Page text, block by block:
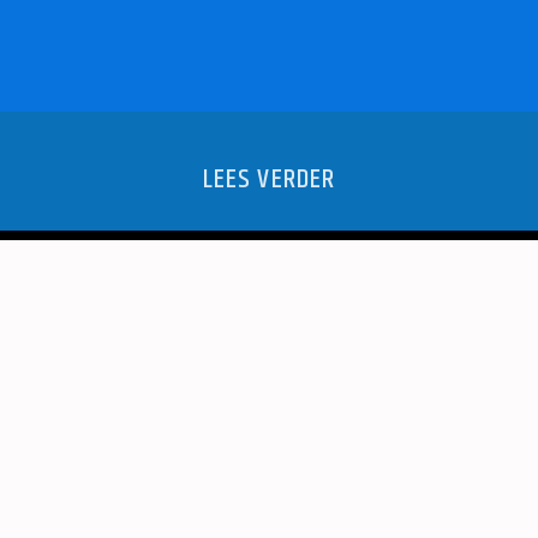
LEES VERDER